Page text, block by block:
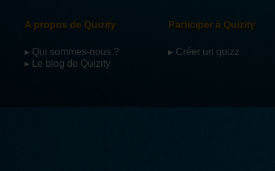
A propos de Quizity
▸ Qui sommes-nous ?
▸ Le blog de Quizity
Participer à Quizity
▸ Créer un quizz